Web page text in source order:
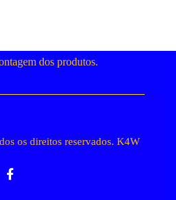
dos produtos.
os direitos reservados. K4W